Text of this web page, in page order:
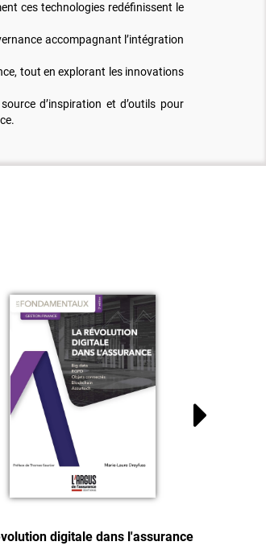
ces technologies redéfinissent le
accompagnant l’intégration
tout en explorant les innovations
d’inspiration et d’outils pour
digitale dans l'assurance